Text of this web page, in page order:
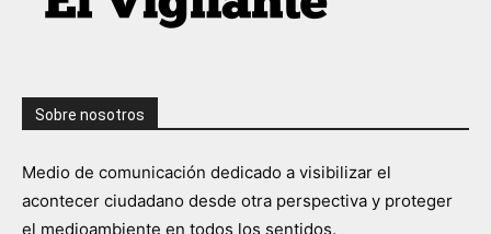
Sobre nosotros
Medio de comunicación dedicado a visibilizar el
acontecer ciudadano desde otra perspectiva y proteger
el medioambiente en todos los sentidos.